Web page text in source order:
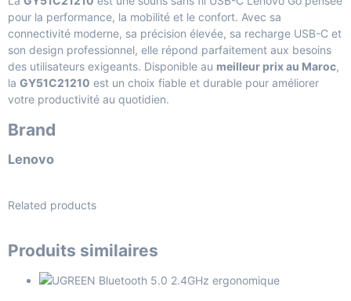
pour la performance, la mobilité et le confort. Avec sa
connectivité moderne, sa précision élevée, sa recharge USB-C et
son design professionnel, elle répond parfaitement aux besoins
des utilisateurs exigeants. Disponible au meilleur prix au Maroc,
la GY51C21210 est un choix fiable et durable pour améliorer
votre productivité au quotidien.
Brand
Lenovo
Related products
Produits similaires